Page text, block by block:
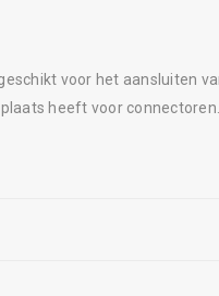
voor het aansluiten
heeft voor connectoren.